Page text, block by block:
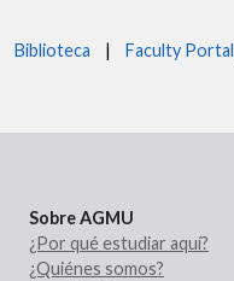
Biblioteca | Faculty Portal
Sobre AGMU
¿Por qué estudiar aquí?
¿Quiénes somos?